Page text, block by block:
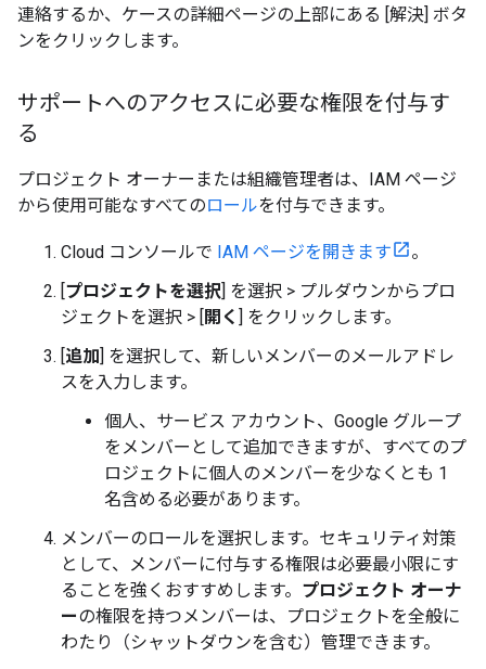
連絡するか、ケースの詳細ページの上部にある [解決] ボタ
ンをクリックします。
サポートへのアクセスに必要な権限を付与す
る
プロジェクト オーナーまたは組織管理者は、IAM ページ
から使用可能なすべてのロールを付与できます。
Cloud コンソールで IAM ページを開きます
。
[プロジェクトを選択] を選択 > プルダウンからプロ
ジェクトを選択 > [開く ] をクリックします。
[追加] を選択して、新しいメンバーのメールアドレ
スを入力します。
個人、サービス アカウント、Google グループ
をメンバーとして追加できますが、すべてのプ
ロジェクトに個人のメンバーを少なくとも 1
名含める必要があります。
メンバーのロールを選択します。セキュリティ対策
として、メンバーに付与する権限は必要最小限にす
ることを強くおすすめします。 プロジェクト オーナ
ーの権限を持つメンバーは、プロジェクトを全般に
わたり（シャットダウンを含む）管理できます。